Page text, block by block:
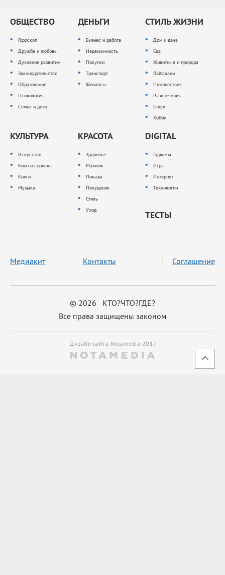
ОБЩЕСТВО
Гороскоп
Дружба и любовь
Духовное развитие
Законодательство
Образование
Психология
Семья и дети
ДЕНЬГИ
Бизнес и работа
Недвижимость
Покупки
Транспорт
Финансы
СТИЛЬ ЖИЗНИ
Дом и дача
Еда
Животные и природа
Лайфхаки
Путешествия
Развлечения
Спорт
Хобби
КУЛЬТУРА
Искусство
Кино и сериалы
Книги
Музыка
КРАСОТА
Здоровье
Макияж
Показы
Похудение
Стиль
Уход
DIGITAL
Гаджеты
Игры
Интернет
Технологии
ТЕСТЫ
© 2026 КТО?ЧТО?ГДЕ?
Все права защищены законом
Медиакит Контакты Соглашение
Дизайн сайта Notamedia 2017